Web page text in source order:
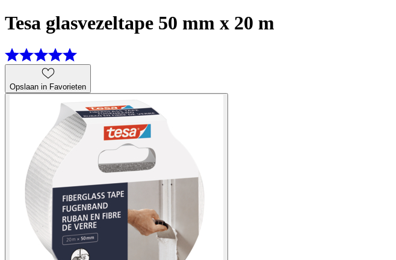
Tesa glasvezeltape 50 mm x 20 m
Opslaan in Favorieten